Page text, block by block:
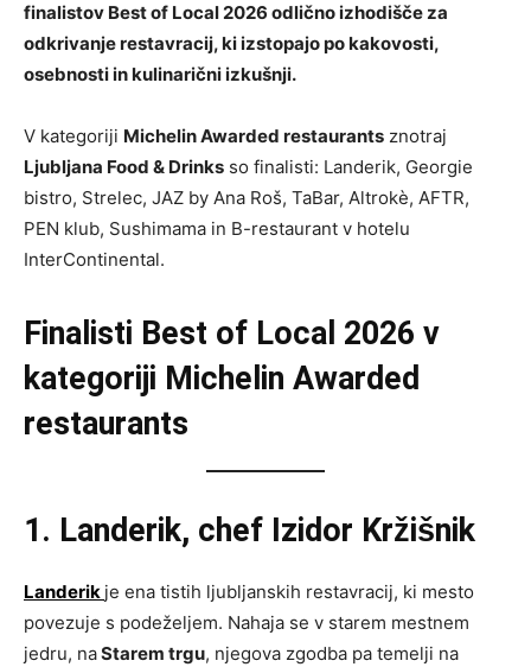
finalistov Best of Local 2026 odlično izhodišče za
odkrivanje restavracij, ki izstopajo po kakovosti,
osebnosti in kulinarični izkušnji.
V kategoriji Michelin Awarded restaurants znotraj
Ljubljana Food & Drinks so finalisti: Landerik, Georgie
bistro, Strelec, JAZ by Ana Roš, TaBar, Altrokè, AFTR,
PEN klub, Sushimama in B-restaurant v hotelu
InterContinental.
Finalisti Best of Local 2026 v
kategoriji Michelin Awarded
restaurants
1. Landerik, chef Izidor Kržišnik
Landerik je ena tistih ljubljanskih restavracij, ki mesto
povezuje s podeželjem. Nahaja se v starem mestnem
jedru, naStarem trgu, njegova zgodba pa temelji na